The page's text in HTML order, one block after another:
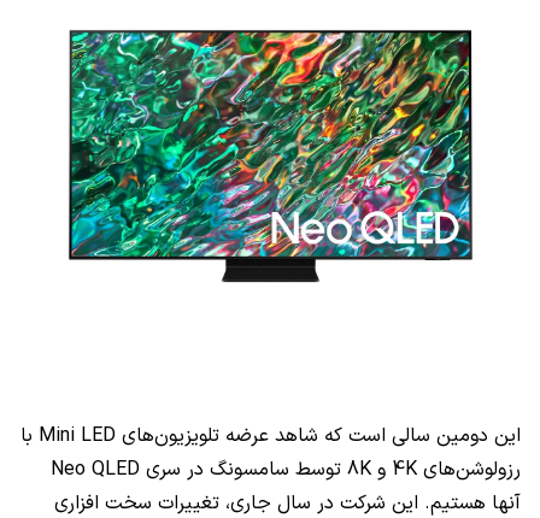
این دومین سالی است که شاهد عرضه تلویزیون‌های Mini LED با
رزولوشن‌های 4K و 8K توسط سامسونگ در سری Neo QLED
آنها هستیم. این شرکت در سال جاری، تغییرات سخت افزاری